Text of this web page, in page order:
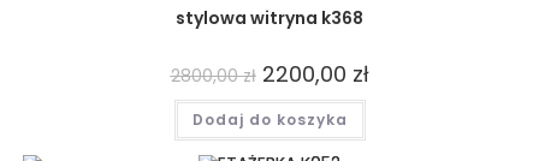
stylowa witryna k368
2800,00zł 2200,00 zł
Dodaj do koszyka